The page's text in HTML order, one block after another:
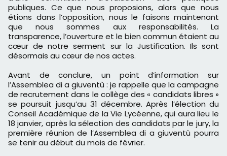
publiques. Ce que nous proposions, alors que nous
étions dans l’opposition, nous le faisons maintenant
que nous sommes aux responsabilités. La
transparence, l’ouverture et le bien commun étaient au
cœur de notre serment sur la Justification. Ils sont
désormais au cœur de nos actes.
Avant de conclure, un point d’information sur
l’Assemblea di a giuventù : je rappelle que la campagne
de recrutement dans le collège des « candidats libres »
se poursuit jusqu’au 31 décembre. Après l’élection du
Conseil Académique de la Vie Lycéenne, qui aura lieu le
18 janvier, après la sélection des candidats par le jury, la
première réunion de l’Assemblea di a giuventù pourra
se tenir au début du mois de février.